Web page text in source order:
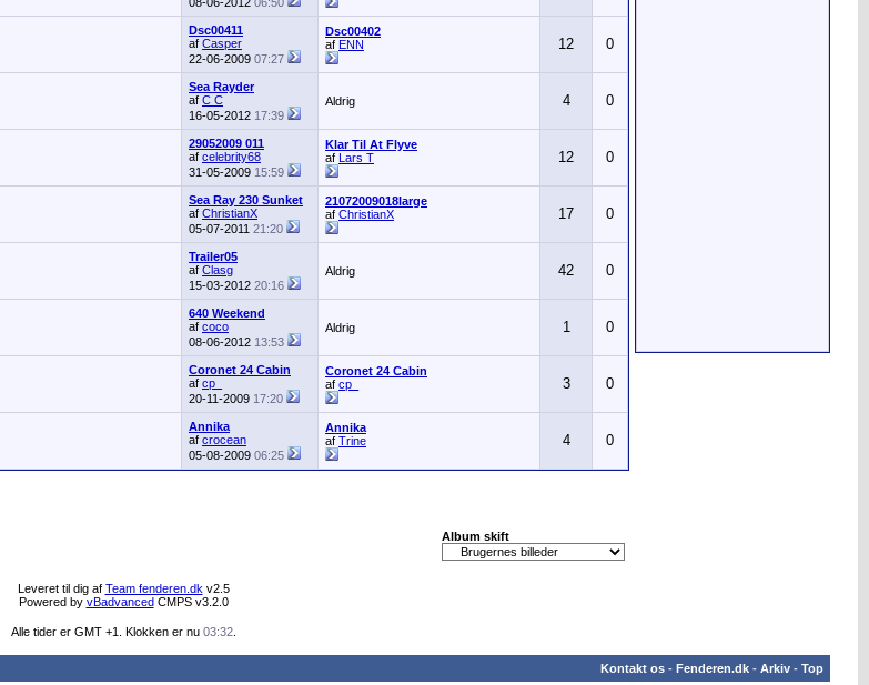
Dsc00411
af Casper
22-06-2009 07:27
Dsc00402
af ENN 12 0
Sea Rayder
af C C
16-05-2012 17:39
Aldrig 4 0
29052009 011
af celebrity68
31-05-2009 15:59
Klar Til At Flyve
af Lars T 12 0
Sea Ray 230 Sunket
af ChristianX
05-07-2011 21:20
21072009018large
af ChristianX 17 0
Trailer05
af Clasg
15-03-2012 20:16
Aldrig 42 0
640 Weekend
af coco
08-06-2012 13:53
Aldrig 1 0
Coronet 24 Cabin
af cp_
20-11-2009 17:20
Coronet 24 Cabin
af cp_ 3 0
Annika
af crocean
05-08-2009 06:25
Annika
af Trine 4 0
Album skift
Leveret til dig af Team fenderen.dk v2.5
Powered by vBadvancedCMPS v3.2.0
Alle tider er GMT +1. Klokken er nu 03:32.
Kontakt os - Fenderen.dk - Arkiv - Top